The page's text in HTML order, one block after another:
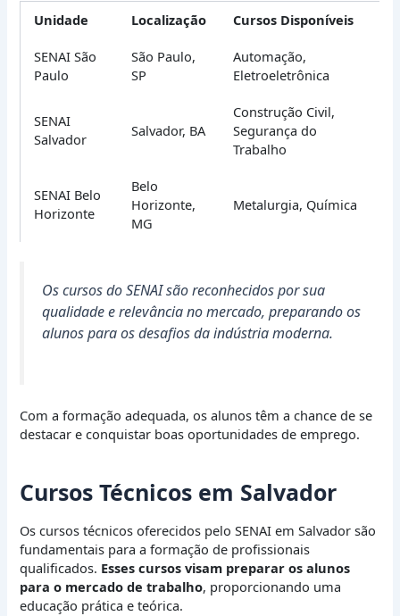
Unidade Localização Cursos Disponíveis
SENAI São
Paulo
São Paulo,
SP
Automação,
Eletroeletrônica
SENAI
Salvador
Salvador, BA
Construção Civil,
Segurança do
Trabalho
SENAI Belo
Horizonte
Belo
Horizonte,
MG
Metalurgia, Química
Os cursos do SENAI são reconhecidos por sua
qualidade e relevância no mercado, preparando os
alunos para os desafios da indústria moderna.
Com a formação adequada, os alunos têm a chance de se
destacar e conquistar boas oportunidades de emprego.
Cursos Técnicos em Salvador
Os cursos técnicos oferecidos pelo SENAI em Salvador são
fundamentais para a formação de profissionais
qualificados. Esses cursos visam preparar os alunos
para o mercado de trabalho, proporcionando uma
educação prática e teórica.